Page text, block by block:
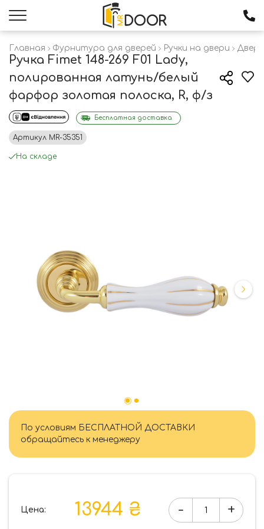
Главная Фурнитура для дверей Ручки на двери
Ручка Fimet 148-269 F01 Lady,
полированная латунь/белый
фарфор золотая полоска, R, ф/з
Бесплатная доставка
Артикул MR-35351
На складе
По условиям БЕСПЛАТНОЙ ДОСТАВКИ
обращайтесь к менеджеру
Цена: 13944 ₴
Количество
- +